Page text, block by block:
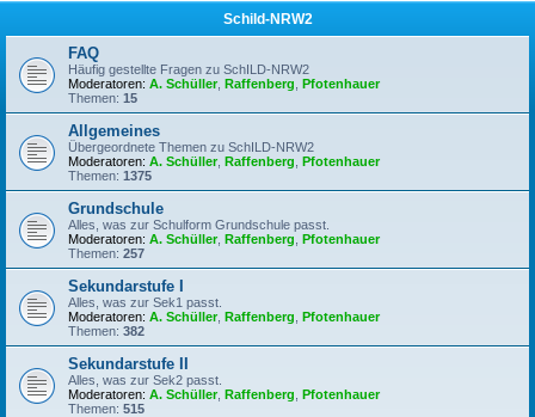
Schild-NRW2
FAQ
Häufig gestellte Fragen zu SchILD-NRW2
Moderatoren: A. Schüller, Raffenberg Pfotenhauer
Themen: 15
Allgemeines
Übergeordnete Themen zu SchILD-NRW2
Moderatoren: A. Schüller, Raffenberg Pfotenhauer
Themen: 1375
Grundschule
Alles, was zur Schulform Grundschule passt.
Moderatoren: A. Schüller, Raffenberg Pfotenhauer
Themen: 257
Sekundarstufe I
Alles, was zur Sek1 passt.
Moderatoren: A. Schüller, Raffenberg Pfotenhauer
Themen: 382
Sekundarstufe II
Alles, was zur Sek2 passt.
Moderatoren: A. Schüller, Raffenberg Pfotenhauer
Themen: 515